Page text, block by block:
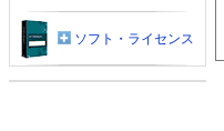
ソフト・ライセンス